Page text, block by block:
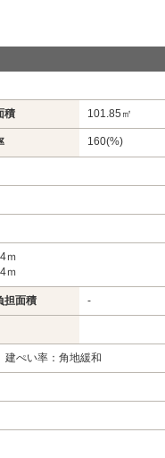
積 101.85㎡
160(%)
ｍ
ｍ
担面積 -
建ぺい率：角地緩和